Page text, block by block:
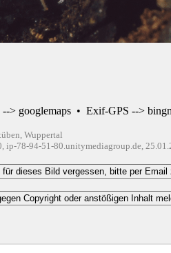
> googlemaps • Exif-GPS -->
Wuppertal
ip-78-94-51-80.unitymediagroup.de,